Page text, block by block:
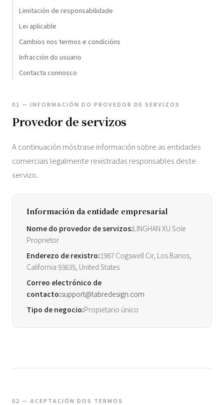
Limitación de responsabilidade
Lei aplicable
Cambios nos termos e condicións
Infracción do usuario
Contacta connosco
01 — INFORMACIÓN DO PROVEDOR DE SERVIZOS
Provedor de servizos
A continuación móstrase información sobre as entidades
comerciais legalmente rexistradas responsables deste
servizo.
Información da entidade empresarial
Nome do provedor de servizos:LINGHAN XU Sole
Proprietor
Enderezo de rexistro:1987 Cogswell Cir, Los Banos,
California 93635, United States
Correo electrónico de
contacto:support@tabredesign.com
Tipo de negocio:Propietario único
02 — ACEPTACIÓN DOS TERMOS